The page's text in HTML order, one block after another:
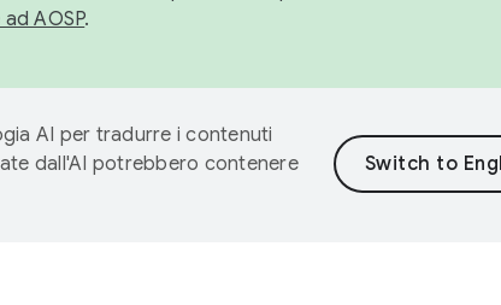
AOSP.
AI per tradurre i contenuti
dall'AI potrebbero contenere